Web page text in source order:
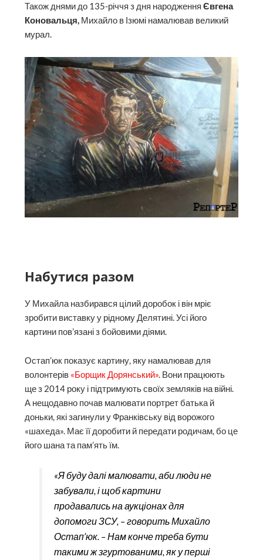
Також днями до 135-річчя з дня народженняЄвгена
Коновальця, Михайло в Ізюмі намалював великий
мурал.
Набутися разом
У Михайла назбирався цілий доробок і він мріє
зробити виставку у рідному Делятині. Усі його
картини пов’язані з бойовими діями.
Остап’юк показує картину, яку намалював для
волонтерів «Борщик Дорянський». Вони працюють
ще з 2014 року і підтримують своїх земляків на війні.
А нещодавно почав малювати портрет батька й
доньки, які загинули у Франківську від ворожого
«шахеда». Має її доробити й передати родичам, бо це
його шана та пам’ять їм.
«Я буду далі малювати, аби люди не
забували, і щоб картини
продавались на аукціонах для
допомоги ЗСУ, – говорить Михайло
Остап’юк. – Нам конче треба бути
такими ж згуртованими, як у перші